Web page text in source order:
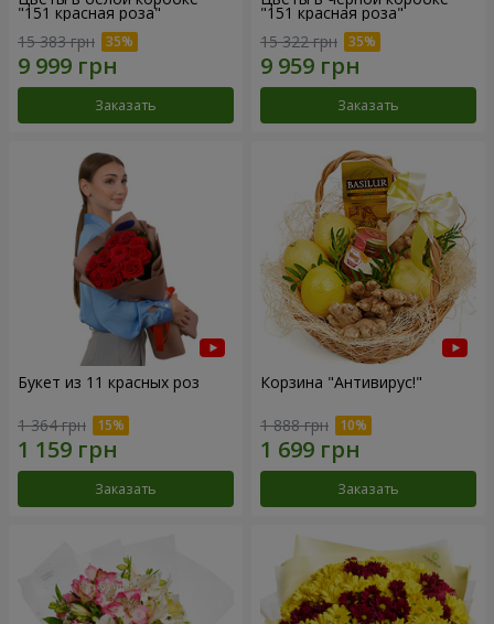
"151 красная роза"
15 383 грн
Заказать
"151 красная роза"
15 322 грн
Заказать
Букет из 11 красных роз
1 364 грн
Заказать
Корзина "Антивирус!"
1 888 грн
Заказать